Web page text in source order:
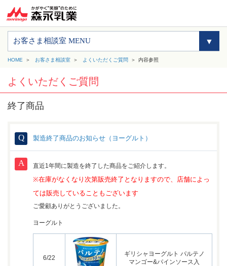
お客さま相談室 MENU
HOME お客さま相談室 よくいただくご質問 内容参照
よくいただくご質問
終了商品
製造終了商品のお知らせ（ヨーグルト）
直近1年間に製造を終了した商品をご紹介します。
※在庫がなくなり次第販売終了となりますので、 店舗によっ
ては販売していることもございます
ご愛顧ありがとうございました。
ヨーグルト
6/22
ギリシャヨーグルト パルテノ
マンゴー&パインソース入